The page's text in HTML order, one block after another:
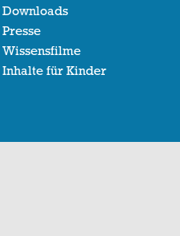
Downloads
Presse
Wissensfilme
Inhalte für Kinder